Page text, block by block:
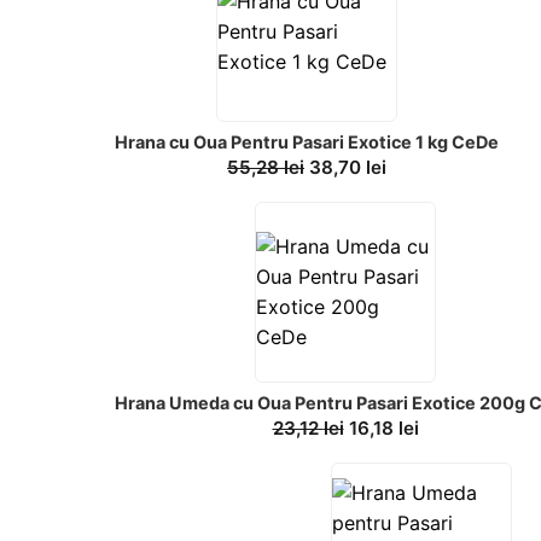
Hrana cu Oua Pentru Pasari Exotice 1 kg CeDe
55,28lei 38,70 lei
Hrana Umeda cu Oua Pentru Pasari Exotice 200g
23,12lei 16,18 lei